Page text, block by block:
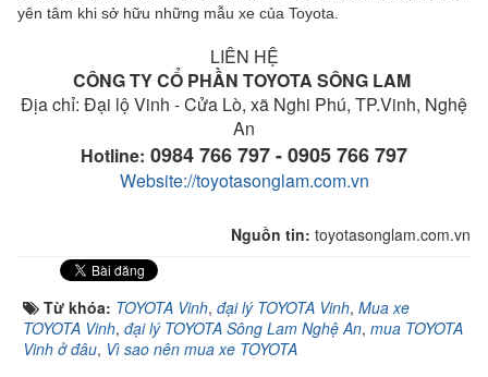
yên tâm khi sở hữu những mẫu xe của Toyota.
LIÊN HỆ
CÔNG TY CỔ PHẦN TOYOTA SÔNG LAM
Địa chỉ: Đại lộ Vinh - Cửa Lò, xã Nghi Phú, TP.Vinh, Nghệ
An
Hotline: 0984 766 797 - 0905 766 797
Website://toyotasonglam.com.vn
Nguồn tin: toyotasonglam.com.vn
Từ khóa: TOYOTA Vinh, đại lý TOYOTA Vinh, Mua xe
TOYOTA Vinh, đại lý TOYOTA Sông Lam Nghệ An, mua TOYOTA
Vinh ở đâu, Vì sao nên mua xe TOYOTA